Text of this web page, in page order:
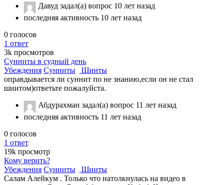
Давуд задал(а) вопрос 10 лет назад
последняя активность 10 лет назад
0 голосов
1 ответ
3k просмотров
Сунниты в судный день
Убеждения Сунниты
Шииты
оправдывается ли суннит по не знанию,если он не стал
шиитом)ответьте пожалуйста.
Абдурахман задал(а) вопрос 11 лет назад
последняя активность 11 лет назад
0 голосов
1 ответ
19k просмотр
Кому верить?
Убеждения Сунниты
Шииты
Салам Алейкум . Только что натолкнулась на видео в